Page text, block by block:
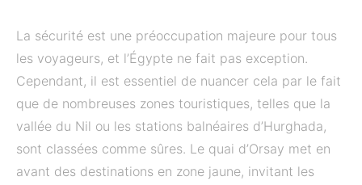
La sécurité est une préoccupation majeure pour tous
les voyageurs, et l’Égypte ne fait pas exception.
Cependant, il est essentiel de nuancer cela par le fait
que de nombreuses zones touristiques, telles que la
vallée du Nil ou les stations balnéaires d’Hurghada,
sont classées comme sûres. Le quai d’Orsay met en
avant des destinations en zone jaune, invitant les